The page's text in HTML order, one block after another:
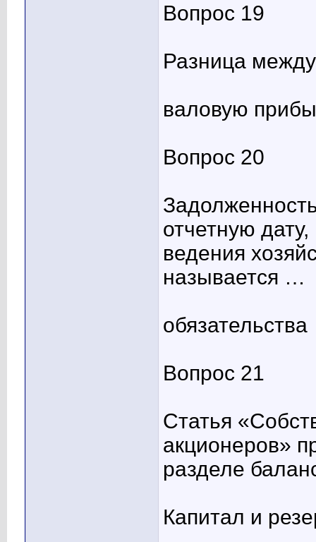
Вопрос 19
Разница
валовую
Вопрос 20
отчетную
ведения
называется …
обязательства
Вопрос 21
Статья
акционеров»
разделе
Капитал и